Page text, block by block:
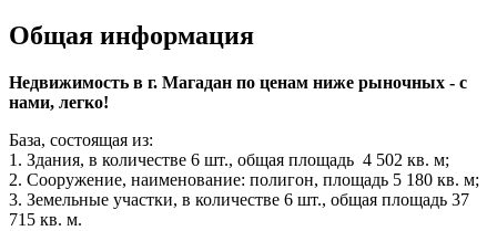
Общая информация
Недвижимость в г. Магадан по ценам ниже рыночных - с
нами, легко!
База, состоящая из:
1. Здания, в количестве 6 шт., общая площадь 4 502 кв. м;
2. Сооружение, наименование: полигон, площадь 5 180 кв. м;
3. Земельные участки, в количестве 6 шт., общая площадь 37
715 кв. м.